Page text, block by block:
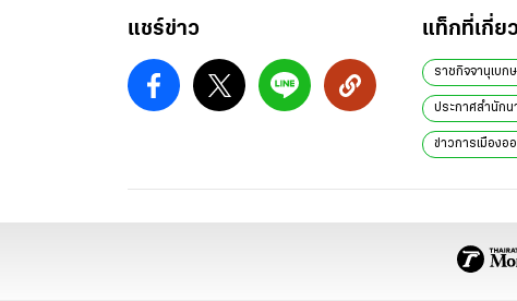
แชร์ข่าว แท็กที่เกี่ย
ราชกิจจานุเบก
ประกาศสำนัก
ข่าวการเมืองออ